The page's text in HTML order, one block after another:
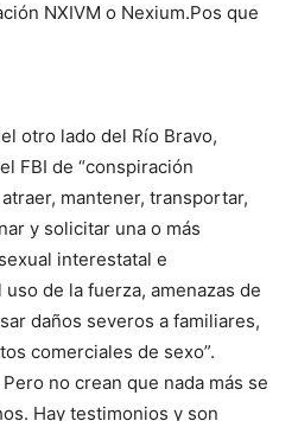
NXIVM o Nexium.Pos que
otro lado del Río Bravo,
FBI de “conspiración
mantener, transportar,
y solicitar una o más
interestatal e
de la fuerza, amenazas de
daños severos a familiares,
comerciales de sexo”.
no crean que nada más se
Hay testimonios y son